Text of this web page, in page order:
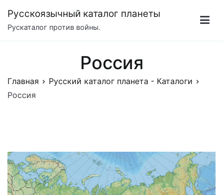
содержимому
Русскоязычный каталог планеты
Рускаталог против войны.
Россия
Главная
Русский каталог планета - Каталоги
Россия